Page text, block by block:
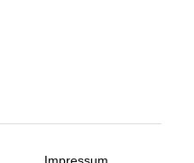
Impressum